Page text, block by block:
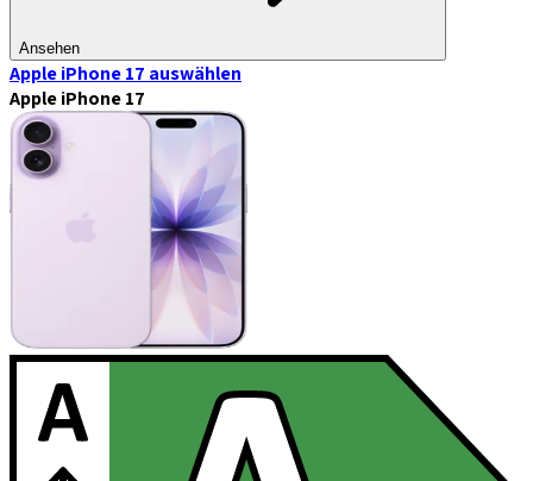
Ansehen
Apple iPhone 17 auswählen
Apple iPhone 17